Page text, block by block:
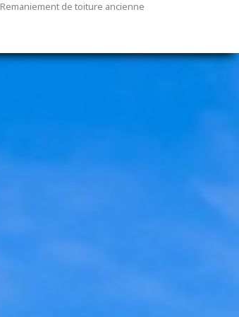
Remaniement de toiture ancienne